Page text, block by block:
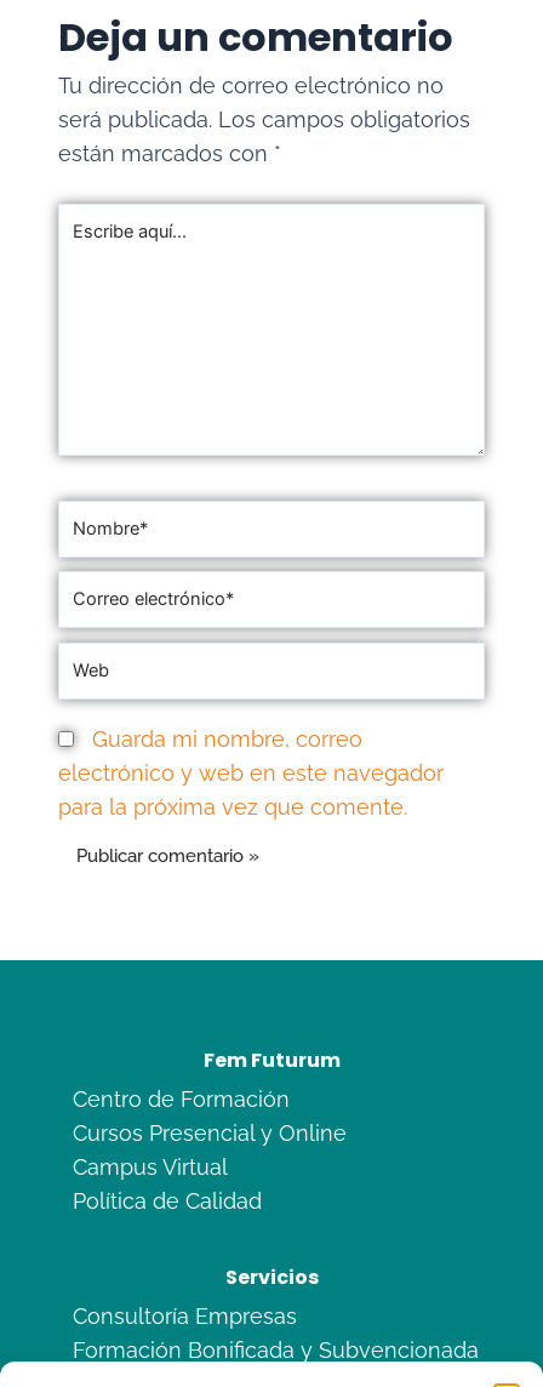
Deja un comentario
Tu dirección de correo electrónico no
será publicada. Los campos obligatorios
están marcados con *
Guarda mi nombre, correo
electrónico y web en este navegador
para la próxima vez que comente.
Fem Futurum
Centro de Formación
Cursos Presencial y Online
Campus Virtual
Política de Calidad
Servicios
Consultoría Empresas
Formación Bonificada y Subvencionada